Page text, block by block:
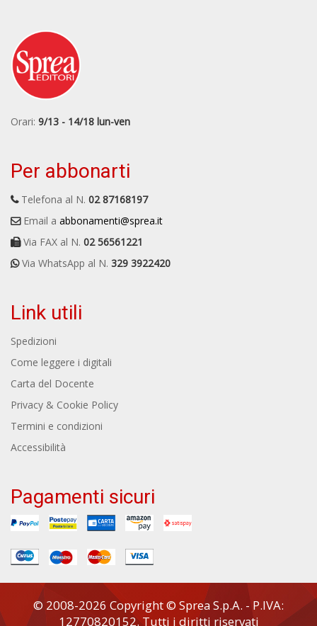
Orari: 9/13 - 14/18 lun-ven
Per abbonarti
Telefona al N. 02 87168197
Email a abbonamenti@sprea.it
Via FAX al N. 02 56561221
Via WhatsApp al N. 329 3922420
Link utili
Spedizioni
Come leggere i digitali
Carta del Docente
Privacy & Cookie Policy
Termini e condizioni
Accessibilità
Pagamenti sicuri
© 2008-2026 Copyright © Sprea S.p.A. - P.IVA:
12770820152. Tutti i diritti riservati